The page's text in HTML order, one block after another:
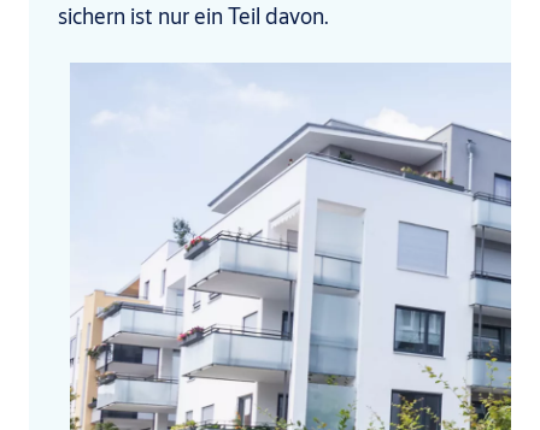
sichern ist nur ein Teil davon.